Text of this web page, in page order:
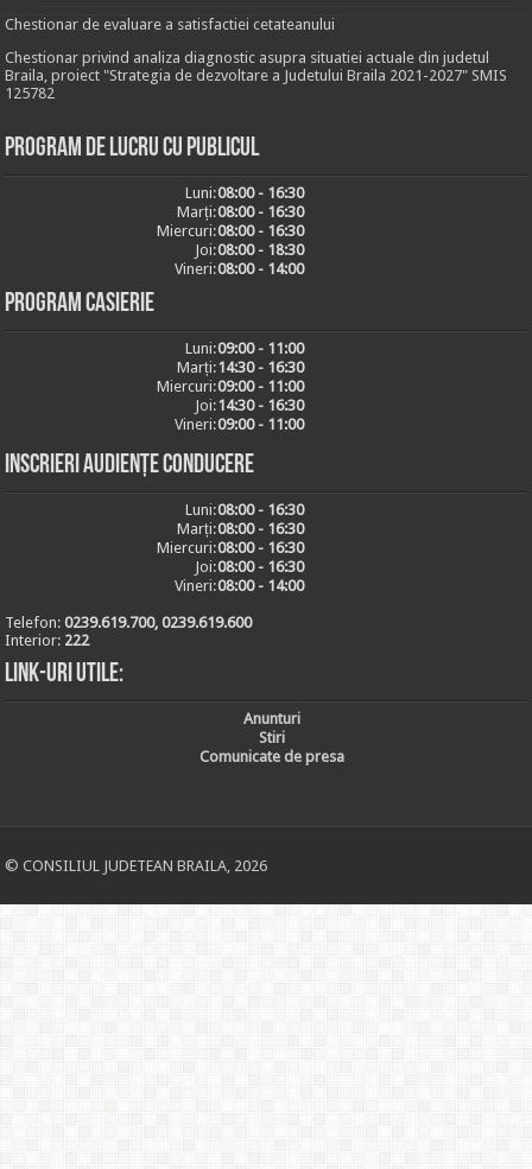
Chestionar de evaluare a satisfactiei cetateanului
Chestionar privind analiza diagnostic asupra situatiei actuale din judetul
Braila, proiect "Strategia de dezvoltare a Judetului Braila 2021-2027" SMIS
125782
Program de lucru cu publicul
Luni:08:00 - 16:30
Marți:08:00 - 16:30
Miercuri:08:00 - 16:30
Joi:08:00 - 18:30
Vineri:08:00 - 14:00
Program casierie
Luni:09:00 - 11:00
Marți:14:30 - 16:30
Miercuri:09:00 - 11:00
Joi:14:30 - 16:30
Vineri:09:00 - 11:00
Inscrieri audiențe conducere
Luni:08:00 - 16:30
Marți:08:00 - 16:30
Miercuri:08:00 - 16:30
Joi:08:00 - 16:30
Vineri:08:00 - 14:00
Telefon:0239.619.700, 0239.619.600
Interior: 222
Link-uri utile:
Anunturi
Stiri
Comunicate de presa
© CONSILIUL JUDETEAN BRAILA, 2026